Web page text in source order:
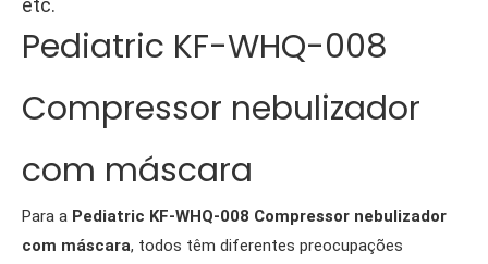
etc.
Pediatric KF-WHQ-008
Compressor nebulizador
com máscara
Para a Pediatric KF-WHQ-008 Compressor nebulizador
com máscara, todos têm diferentes preocupações